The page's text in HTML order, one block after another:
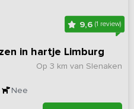
9,6 (1 review)
in hartje Limburg
Op 3 km van Slenaken
Nee